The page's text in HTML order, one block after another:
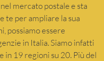
mercato postale e sta
te per ampliare la sua
possiamo essere
in Italia. Siamo infatti
in 19 regioni su 20. Più del